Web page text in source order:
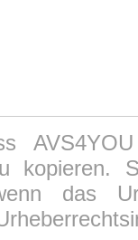
kopieren.
das